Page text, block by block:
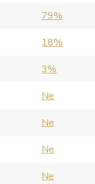
79%
18%
3%
Ne
Ne
Ne
Ne